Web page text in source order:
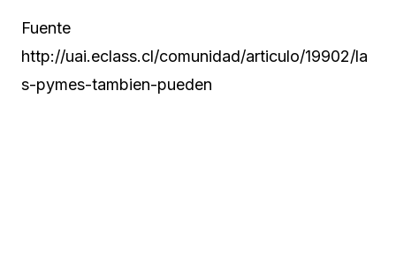
Fuente
http://uai.eclass.cl/comunidad/articulo/19902/la
s-pymes-tambien-pueden